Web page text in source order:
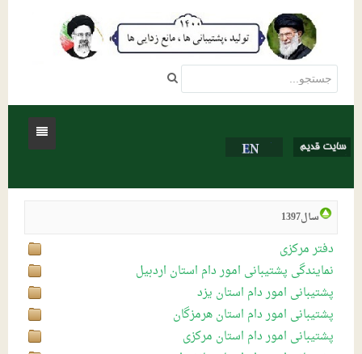
خانه
تاریخچه شرکت
اساسنامه شرکت
نمایندگی استانها
فعالیتها
تشکیلات صنفی و صنایع جنبی
تشکیلات صنفی
دستورالعمل ها و استاندارها
مناقصات و مزایدات
مناقصاتتماس با ما
سال1397
دفتر مرکزی
نمایندگی پشتیبانی امور دام استان اردبیل
پشتیبانی امور دام استان یزد
پشتیبانی امور دام استان هرمزگان
پشتیبانی امور دام استان مرکزی